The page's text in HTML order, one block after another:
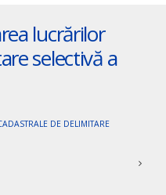
lucrărilor
selectivă a
DE DELIMITARE